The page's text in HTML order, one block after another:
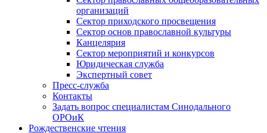
организаций
Сектор приходского просвещения
Сектор основ православной культуры
Канцелярия
Сектор мероприятий и конкурсов
Юридическая служба
Экспертный совет
Пресс-служба
Контакты
Задать вопрос специалистам Синодального
ОРОиК
Рождественские чтения